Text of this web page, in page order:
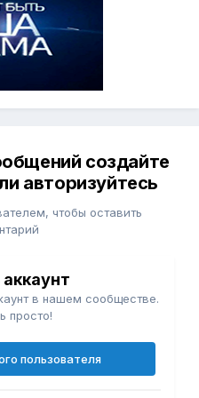
создайте
авторизуйтесь
чтобы оставить
в нашем сообществе.
просто!
пользователя